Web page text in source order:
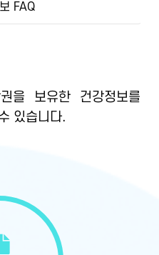
FAQ
을 보유한 건강정보를
있습니다.